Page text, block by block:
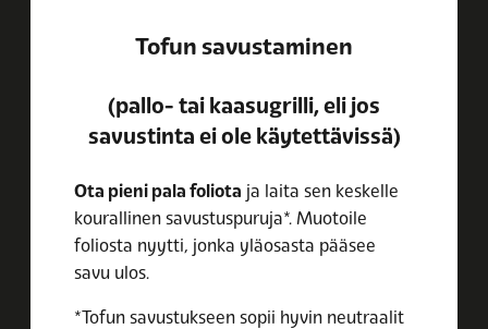
Tofun savustaminen
(pallo- tai kaasugrilli, eli jos
savustinta ei ole käytettävissä)
Ota pieni pala foliota ja laita sen keskelle
kourallinen savustuspuruja*. Muotoile
foliosta nyytti, jonka yläosasta pääsee
savu ulos.
*Tofun savustukseen sopii hyvin neutraalit